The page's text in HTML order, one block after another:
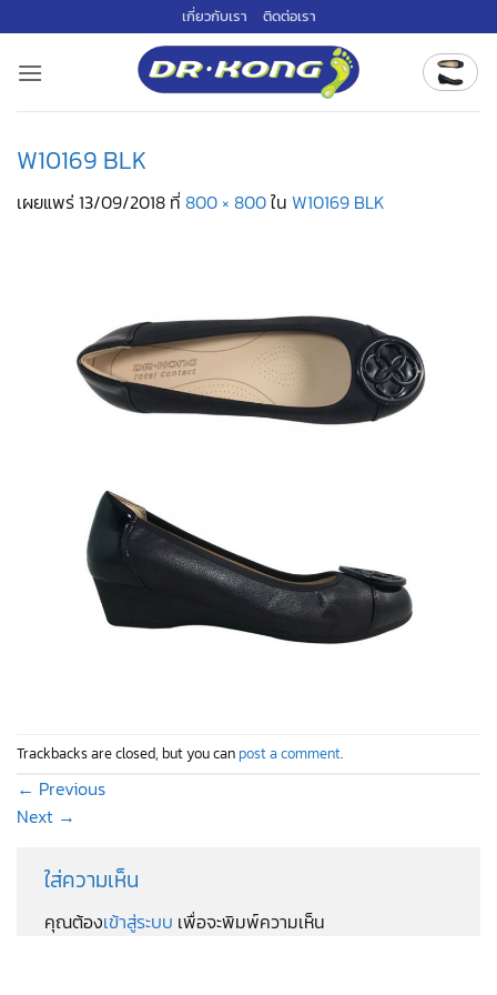
ไป
เกี่ยวกับเรา ติดต่อเรา
W10169 BLK
เผยแพร่13/09/2018 ที่ 800 × 800ใน W10169 BLK
Trackbacks are closed, but you can post a comment.
← Previous
Next →
ใส่ความเห็น
คุณต้องเข้าสู่ระบบ เพื่อจะพิมพ์ความเห็น